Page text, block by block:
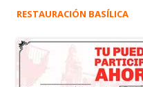
RESTAURACIÓN BASÍLICA